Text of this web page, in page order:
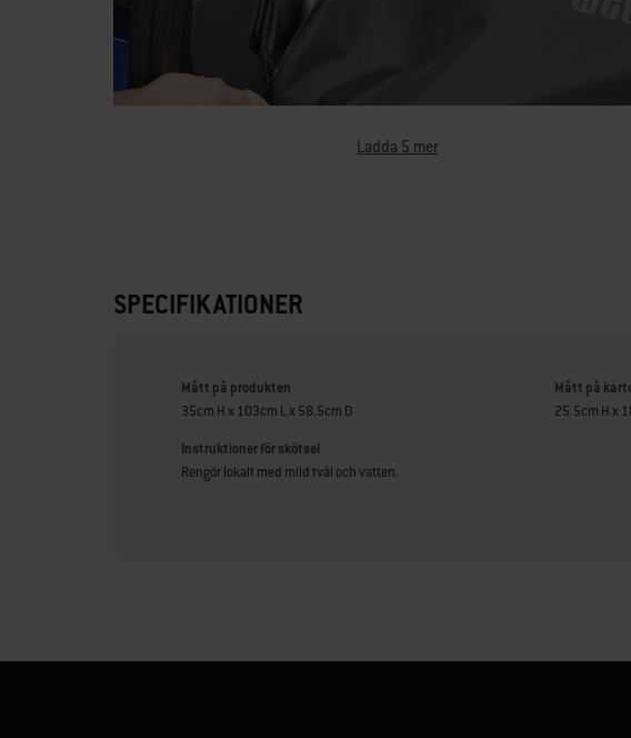
Ladda 5 mer
SPECIFIKATIONER
Mått på produkten
35cm H x 103cm L x 58.5cm D
Mått på
25.5cm H x
Instruktioner för skötsel
Rengör lokalt med mild tvål och vatten.